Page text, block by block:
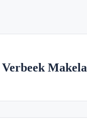
Verbeek